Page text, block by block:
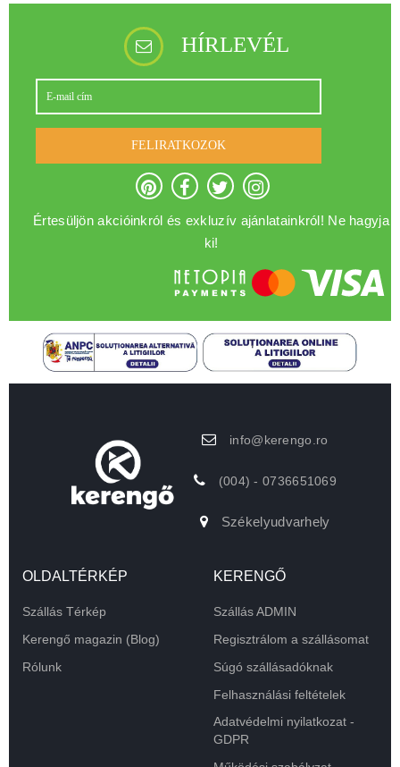
HÍRLEVÉL
FELIRATKOZOK
Értesüljön akcióinkról és exkluzív ajánlatainkról! Ne hagyja
ki!
info@kerengo.ro
(004) - 0736651069
Székelyudvarhely
OLDALTÉRKÉP
Szállás Térkép
Kerengő magazin (Blog)
Rólunk
KERENGŐ
Szállás ADMIN
Regisztrálom a szállásomat
Súgó szállásadóknak
Felhasználási feltételek
Adatvédelmi nyilatkozat -
GDPR